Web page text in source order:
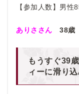
【参加人数】男
ありささん 38歳
もうすぐ39
ィーに滑り